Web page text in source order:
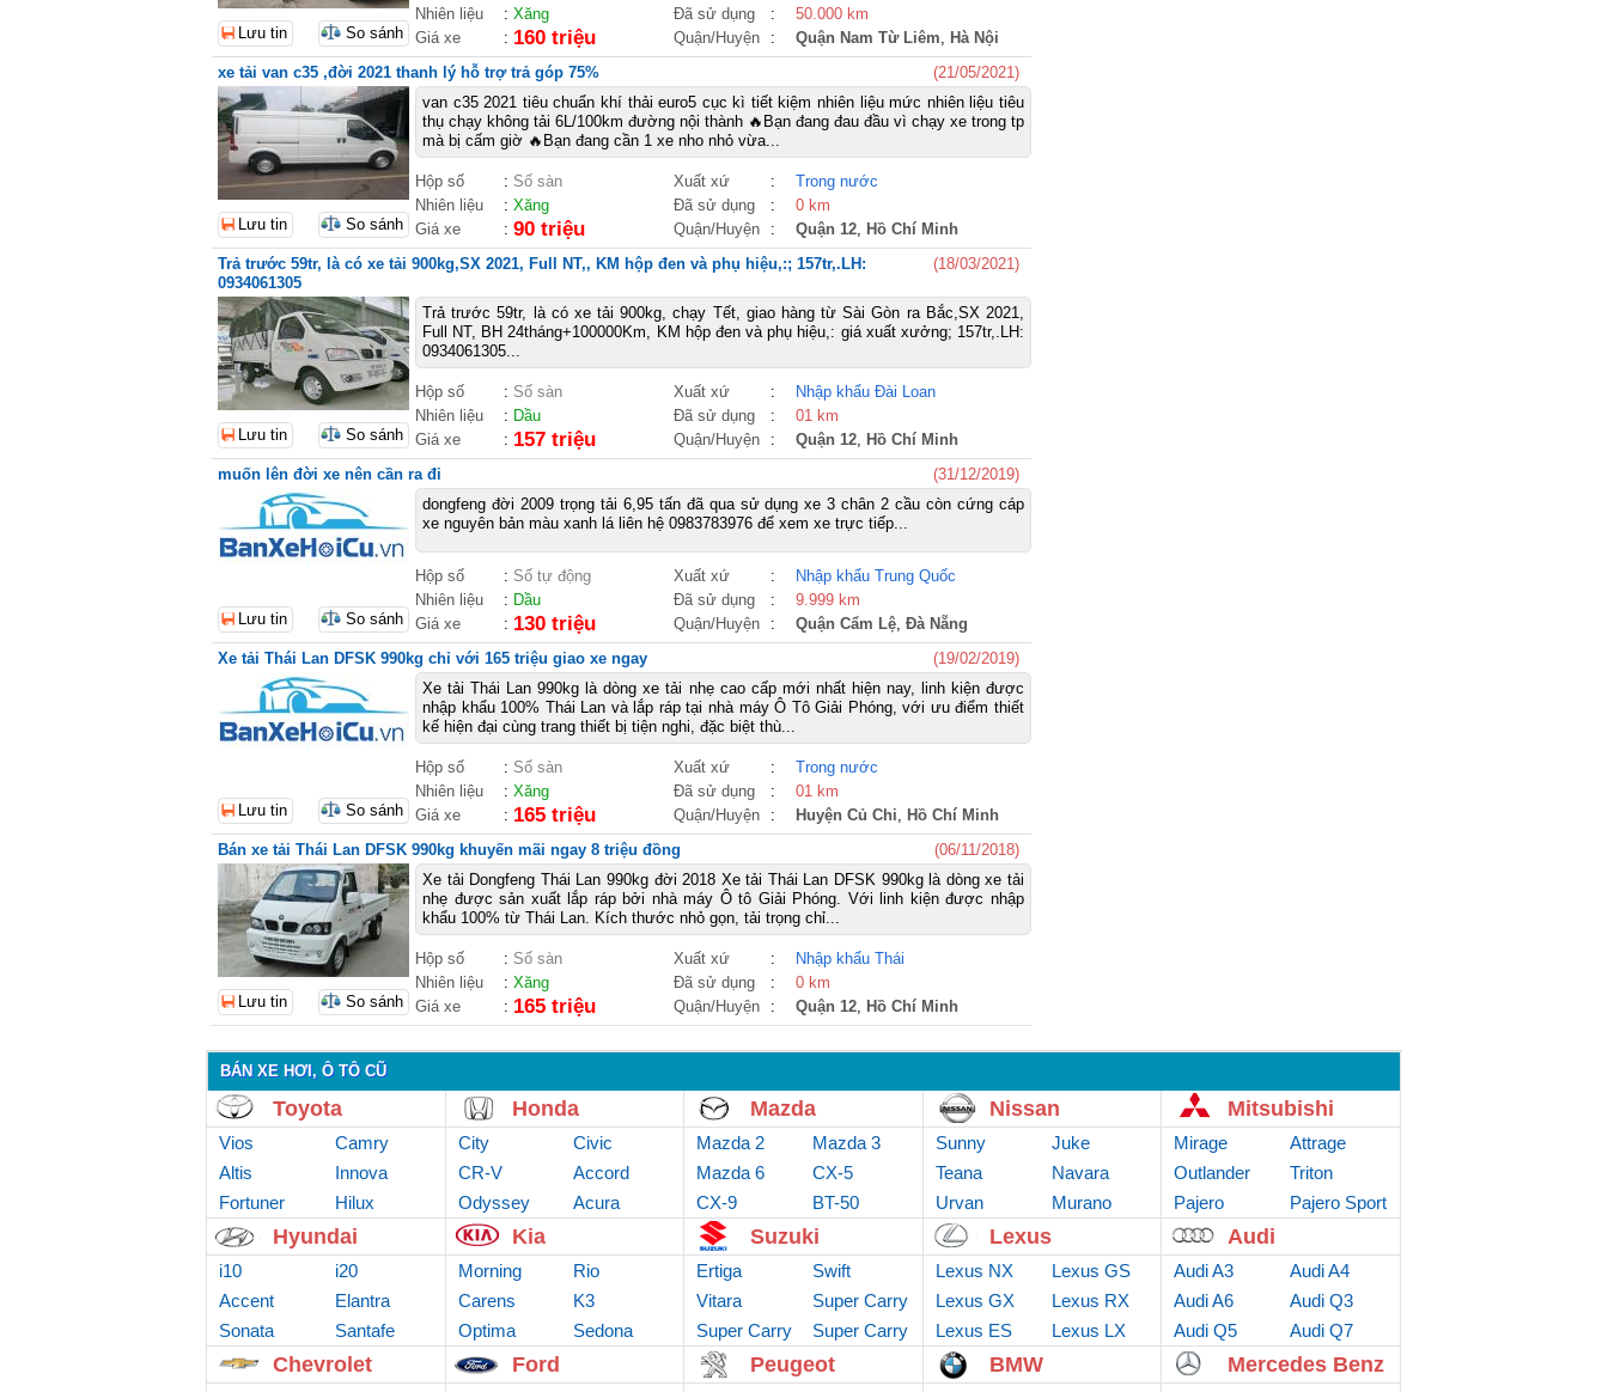
Nhiên liệu
: Xăng Đã sử dụng :
50.000 km
Giá xe
: 160 triệu Quận/Huyện : Quận Nam Từ Liêm, Hà Nội
Lưu tin So sánh
xe tải van c35 ,đời 2021 thanh lý hỗ trợ trả góp 75%
(21/05/2021)
van c35 2021 tiêu chuẩn khí thải euro5 cục kì tiết kiệm nhiên liệu mức nhiên liệu tiêu
thụ chạy không tải 6L/100km đường nội thành 🔥Bạn đang đau đầu vì chạy xe trong tp
mà bị cấm giờ 🔥Bạn đang cần 1 xe nho nhỏ vừa...
Hộp số : Số sàn Xuất xứ :
Trong nước
Nhiên liệu
: Xăng Đã sử dụng :
0 km
Giá xe
: 90 triệu Quận/Huyện : Quận 12, Hồ Chí Minh
Lưu tin So sánh
Trả trước 59tr, là có xe tải 900kg,SX 2021, Full NT,, KM hộp đen và phụ hiệu,:; 157tr,.LH:
0934061305
(18/03/2021)
Trả trước 59tr, là có xe tải 900kg, chạy Tết, giao hàng từ Sài Gòn ra Bắc,SX 2021,
Full NT, BH 24tháng+100000Km, KM hộp đen và phụ hiệu,: giá xuất xưởng; 157tr,.LH:
0934061305...
Hộp số : Số sàn Xuất xứ :
Nhập khẩu Đài Loan
Nhiên liệu
: Dầu Đã sử dụng :
01 km
Giá xe
: 157 triệu Quận/Huyện : Quận 12, Hồ Chí Minh
Lưu tin So sánh
muốn lên đời xe nên cần ra đi
(31/12/2019)
dongfeng đời 2009 trọng tải 6,95 tấn đã qua sử dụng xe 3 chân 2 cầu còn cứng cáp
xe nguyên bản màu xanh lá liên hệ 0983783976 để xem xe trực tiếp...
Hộp số : Số tự động Xuất xứ :
Nhập khẩu Trung Quốc
Nhiên liệu
: Dầu Đã sử dụng :
9.999 km
Giá xe
: 130 triệu Quận/Huyện : Quận Cẩm Lệ, Đà Nẵng
Lưu tin So sánh
Xe tải Thái Lan DFSK 990kg chỉ với 165 triệu giao xe ngay
(19/02/2019)
Xe tải Thái Lan 990kg là dòng xe tải nhẹ cao cấp mới nhất hiện nay, linh kiện được
nhập khẩu 100% Thái Lan và lắp ráp tại nhà máy Ô Tô Giải Phóng, với ưu điểm thiết
kế hiện đại cùng trang thiết bị tiện nghi, đặc biệt thù...
Hộp số : Số sàn Xuất xứ :
Trong nước
Nhiên liệu
: Xăng Đã sử dụng :
01 km
Giá xe
: 165 triệu Quận/Huyện : Huyện Củ Chi, Hồ Chí Minh
Lưu tin So sánh
Bán xe tải Thái Lan DFSK 990kg khuyến mãi ngay 8 triệu đồng
(06/11/2018)
Xe tải Dongfeng Thái Lan 990kg đời 2018 Xe tải Thái Lan DFSK 990kg là dòng xe tải
nhẹ được sản xuất lắp ráp bởi nhà máy Ô tô Giải Phóng. Với linh kiện được nhập
khẩu 100% từ Thái Lan. Kích thước nhỏ gọn, tải trọng chỉ...
Hộp số : Số sàn Xuất xứ :
Nhập khẩu Thái
Nhiên liệu
: Xăng Đã sử dụng :
0 km
Giá xe
: 165 triệu Quận/Huyện : Quận 12, Hồ Chí Minh
Lưu tin So sánh
BÁN XE HƠI, Ô TÔ CŨ
Toyota
Vios
Camry
Altis
Innova
Fortuner
Hilux
Honda
City
Civic
CR-V
Accord
Odyssey
Acura
Mazda
Mazda 2
Mazda 3
Mazda 6
CX-5
CX-9
BT-50
Nissan
Sunny
Juke
Teana
Navara
Urvan
Murano
Mitsubishi
Mirage
Attrage
Outlander
Sport
Triton
Pajero
Pajero Sport
Hyundai
i10
i20
Accent
Elantra
Sonata
Santafe
Kia
Morning
Rio
Carens
K3
Optima
Sedona
Suzuki
Ertiga
Swift
Vitara
Super Carry
Van
Super Carry
truck
Super Carry
Pro
Lexus
Lexus NX
Lexus GS
Lexus GX
Lexus RX
Lexus ES
Lexus LX
Audi
Audi A3
Audi A4
Audi A6
Audi Q3
Audi Q5
Audi Q7
Chevrolet Ford Peugeot BMW Mercedes Benz